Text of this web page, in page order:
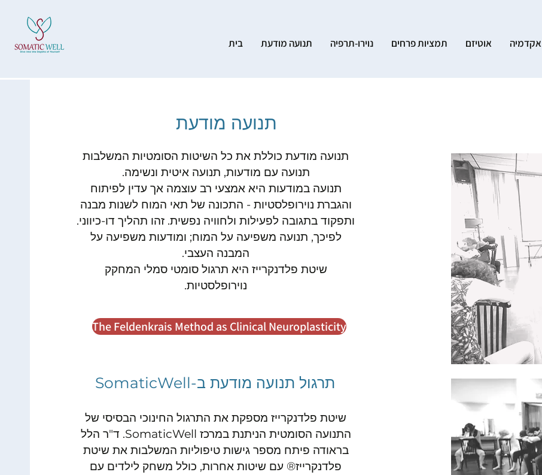
בית תנועה מודעת נוירו-תרפיה תמציות פרחים אוטיזם אקדמיה
תנועה מודעת
תנועה מודעת כוללת את כל השיטות הסומטיות המשלבות
תנועה עם מודעות, תנועה איטית ונשימה.
תנועה במודעות היא אמצעי רב עוצמה אך עדין לפיתוח
והגברת נוירופלסטיות - התכונה של תאי המוח לשנות מבנה
ותפקוד בתגובה לפעילות ולחוויה נפשית. זהו תהליך דו-כיווני.
לפיכך, תנועה משפיעה על המוח; ומודעות משפיעה על
המבנה העצבי.
שיטת פלדנקרייז היא תרגול סומטי סמלי המחקק
נוירופלסטיות.
The Feldenkrais Method as Clinical Neuroplasticity
תרגול תנועה מודעת ב-SomaticWell
שיטת פלדנקרייז מספקת את התרגול החינוכי הבסיסי של
התנועה הסומטית הניתנת במרכז SomaticWell. ד"ר הלל
בראודה פיתח מספר גישות טיפוליות המשלבות את שיטת
פלדנקרייז® עם שיטות אחרות, כולל משחק לילדים עם